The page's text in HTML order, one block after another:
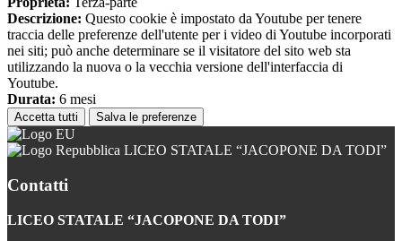
Descrizione: Questo cookie è impostato da Youtube per tenere
traccia delle preferenze dell'utente per i video di Youtube incorporati
nei siti; può anche determinare se il visitatore del sito web sta
utilizzando la nuova o la vecchia versione dell'interfaccia di
Youtube.
Durata: 6 mesi
Accetta tutti Salva le preferenze
LICEO STATALE “JACOPONE DA TODI”
Contatti
LICEO STATALE “JACOPONE DA TODI”